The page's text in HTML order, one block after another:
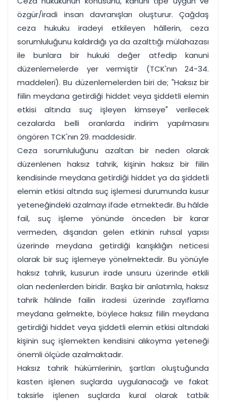
özgür/iradi insan davranışları oluşturur. Çağdaş
ceza hukuku iradeyi etkileyen hâllerin, ceza
sorumluluğunu kaldırdığı ya da azalttığı mülahazası
ile bunlara bir hukuki değer atfedip kanuni
düzenlemelerde yer vermiştir (TCK'nın 24-34.
maddeleri). Bu düzenlemelerden biri de; "Haksız bir
fiilin meydana getirdiği hiddet veya şiddetli elemin
etkisi altında suç işleyen kimseye" verilecek
cezalarda belli oranlarda indirim yapılmasını
öngören TCK'nın 29. maddesidir.
Ceza sorumluluğunu azaltan bir neden olarak
düzenlenen haksız tahrik, kişinin haksız bir fiilin
kendisinde meydana getirdiği hiddet ya da şiddetli
elemin etkisi altında suç işlemesi durumunda kusur
yeteneğindeki azalmayı ifade etmektedir. Bu hâlde
fail, suç işleme yönünde önceden bir karar
vermeden, dışarıdan gelen etkinin ruhsal yapısı
üzerinde meydana getirdiği karışıklığın neticesi
olarak bir suç işlemeye yönelmektedir. Bu yönüyle
haksız tahrik, kusurun irade unsuru üzerinde etkili
olan nedenlerden biridir. Başka bir anlatımla, haksız
tahrik hâlinde failin iradesi üzerinde zayıflama
meydana gelmekte, böylece haksız fiilin meydana
getirdiği hiddet veya şiddetli elemin etkisi altındaki
kişinin suç işlemekten kendisini alıkoyma yeteneği
önemli ölçüde azalmaktadır.
Haksız tahrik hükümlerinin, şartları oluştuğunda
kasten işlenen suçlarda uygulanacağı ve fakat
taksirle işlenen suçlarda kural olarak tatbik